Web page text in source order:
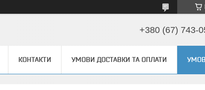
+380 (67) 743-
КОНТАКТИ УМОВИ ДОСТАВКИ ТА ОПЛАТИ